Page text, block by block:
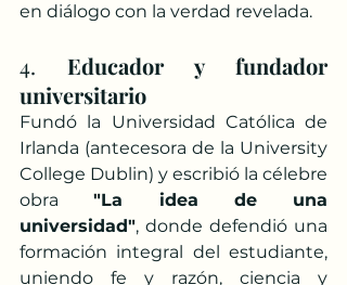
en diálogo con la verdad revelada.
4. Educador y fundador
universitario
Fundó la Universidad Católica de
Irlanda (antecesora de la University
College Dublin) y escribió la célebre
obra "La idea de una
universidad", donde defendió una
formación integral del estudiante,
uniendo fe y razón, ciencia y